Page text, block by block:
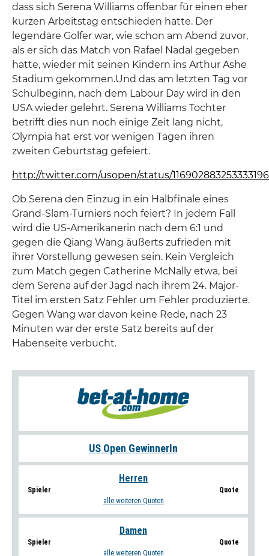
dass sich Serena Williams offenbar für einen eher
kurzen Arbeitstag entschieden hatte. Der
legendäre Golfer war, wie schon am Abend zuvor,
als er sich das Match von Rafael Nadal gegeben
hatte, wieder mit seinen Kindern ins Arthur Ashe
Stadium gekommen.Und das am letzten Tag vor
Schulbeginn, nach dem Labour Day wird in den
USA wieder gelehrt. Serena Williams Tochter
betrifft dies nun noch einige Zeit lang nicht,
Olympia hat erst vor wenigen Tagen ihren
zweiten Geburtstag gefeiert.
http://twitter.com/usopen/status/
Ob Serena den Einzug in ein Halbfinale eines
Grand-Slam-Turniers noch feiert? In jedem Fall
wird die US-Amerikanerin nach dem 6:1 und
gegen die Qiang Wang äußerts zufrieden mit
ihrer Vorstellung gewesen sein. Kein Vergleich
zum Match gegen Catherine McNally etwa, bei
dem Serena auf der Jagd nach ihrem 24. Major-
Titel im ersten Satz Fehler um Fehler produzierte.
Gegen Wang war davon keine Rede, nach 23
Minuten war der erste Satz bereits auf der
Habenseite verbucht.